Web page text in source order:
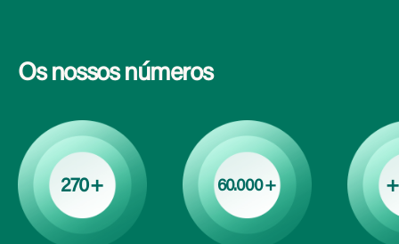
Os nossos números
270+ 60.000+ +